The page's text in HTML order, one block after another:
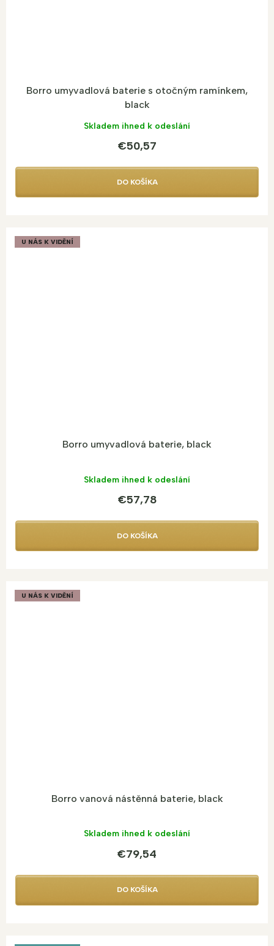
Borro umyvadlová baterie s otočným ramínkem,
black
Skladem ihned k odeslání
€50,57
DO KOŠÍKA
U NÁS K VIDĚNÍ
Borro umyvadlová baterie, black
Skladem ihned k odeslání
€57,78
DO KOŠÍKA
U NÁS K VIDĚNÍ
Borro vanová nástěnná baterie, black
Skladem ihned k odeslání
€79,54
DO KOŠÍKA